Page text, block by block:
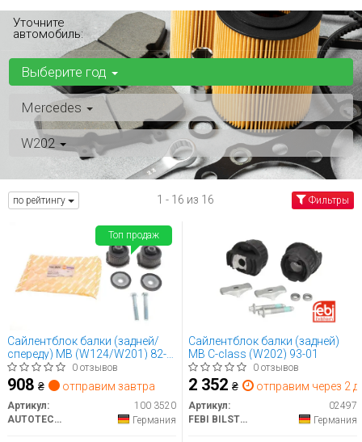
Уточните
автомобиль:
Выберите год
Mercedes
W202
по рейтингу 1 - 16 из 16 Фильтры
Сайлентблок балки (задней/
спереду) MB (W124/W201) 82-
93 (к-кт) AUTOTECHTEILE 100
3520
0 отзывов
908 ₴ отправим завтра
Артикул:
100 3520
AUTOTECHTEILE
Германия
Топ продаж
Сайлентблок балки (задней)
MB C-class (W202) 93-01
0 отзывов
2 352 ₴ отправим через 2
Артикул:
02497
FEBI BILSTEIN
Германия